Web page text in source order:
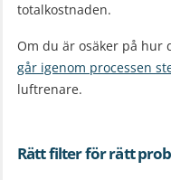
totalkostnaden.
Om du är osäker på hur
går igenom processen
luftrenare.
Rätt filter för rätt